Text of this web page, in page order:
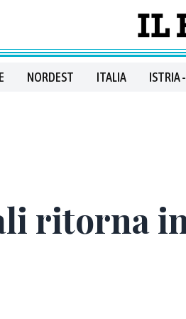
NORDEST ITALIA ISTRIA
ritorna